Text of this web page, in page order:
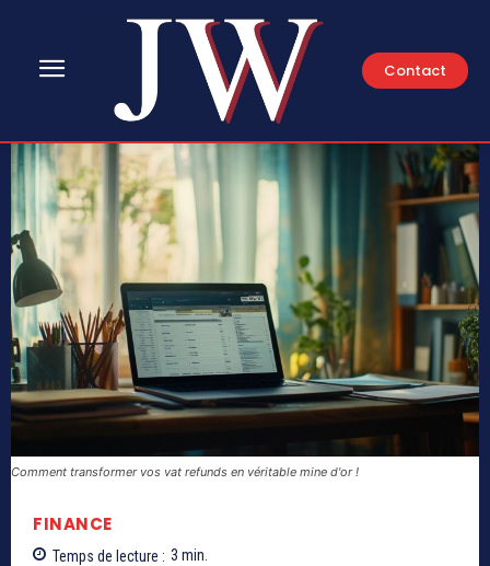
Contact
Comment transformer vos vat refunds en véritable mine d'or !
FINANCE
Temps de lecture : 3 min.